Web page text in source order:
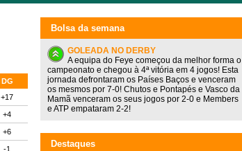
DG
+17
+4
+6
-1
Bolsa da semana
GOLEADA NO DERBY
A equipa do Feye começou da melhor forma o
campeonato e chegou à 4ª vitória em 4 jogos! Esta
jornada defrontaram os Países Baços e venceram
os mesmos por 7-0! Chutos e Pontapés e Vasco da
Mamã venceram os seus jogos por 2-0 e Members
e ATP empataram 2-2!
Destaques